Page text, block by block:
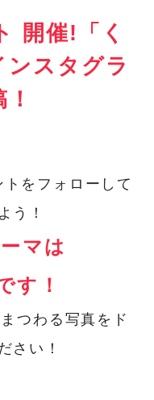
開催!「く
ンスタグラ
をフォローして
う！
マは
す！
つわる写真をド
さい！